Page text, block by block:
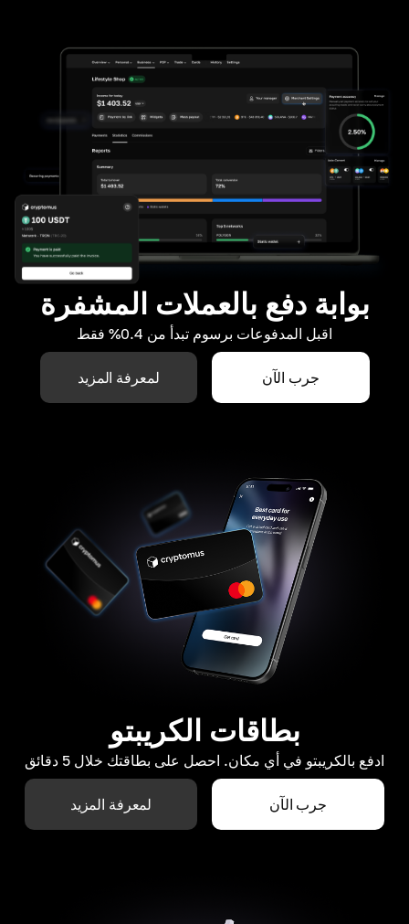
بوابة دفع بالعملات المشفرة
اقبل المدفوعات برسوم تبدأ من 0.4% فقط
جرب الآن لمعرفة المزيد
بطاقات الكريبتو
ادفع بالكريبتو في أي مكان. احصل على بطاقتك خلال 5 دقائق
جرب الآن لمعرفة المزيد